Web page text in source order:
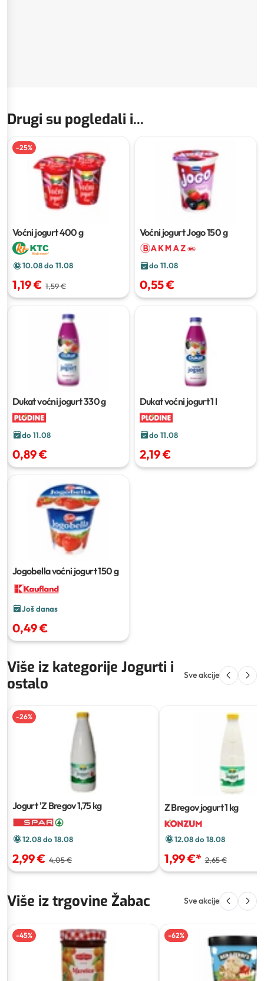
Drugi su pogledali i...
-25%
Voćni jogurt400 g
10.08 do 11.08
1,19 € 1,59 €
Voćni jogurt Jogo150 g
do 11.08
0,55 €
Dukat voćni jogurt330 g
do 11.08
0,89 €
Dukat voćni jogurt1 l
do 11.08
2,19 €
Jogobella voćni jogurt150 g
Još danas
0,49 €
Više iz kategorije Jogurti i
ostalo
Sve akcije
-26%
Jogurt 'Z Bregov1,75 kg
12.08 do 18.08
2,99 € 4,05 €
Z Bregov jogurt1 kg
12.08 do 18.08
1,99 €* 2,65 €
Više iz trgovine Žabac Sve akcije
-45% -62%